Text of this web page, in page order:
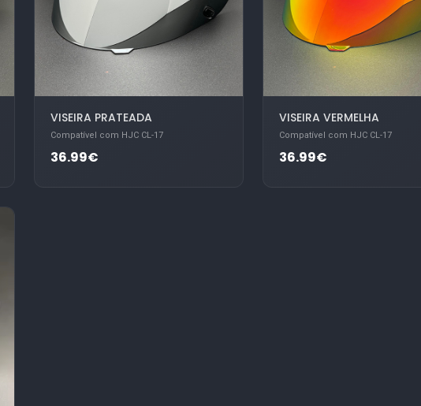
VISEIRA PRATEADA
Compatível com HJC CL-17
36.99€
VISEIRA VERMELHA
Compatível com HJC CL-17
36.99€